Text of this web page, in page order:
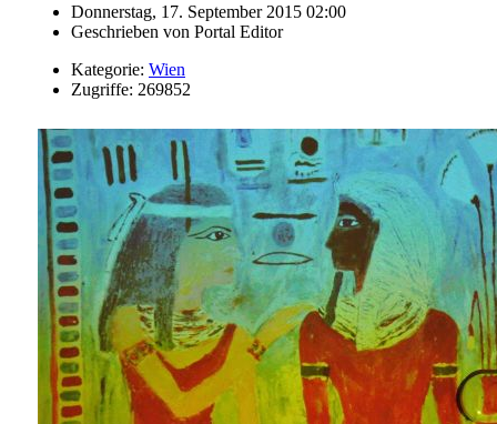
Donnerstag, 17. September 2015 02:00
Geschrieben von Portal Editor
Kategorie: Wien
Zugriffe: 269852